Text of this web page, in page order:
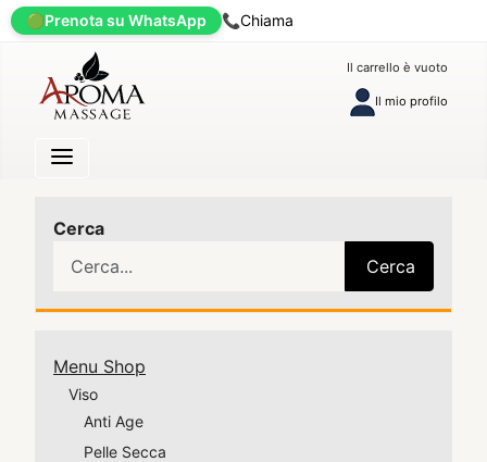
🟢Prenota su WhatsApp 📞Chiama
Il carrello è vuoto
Il mio profilo
Cerca
Cerca
Menu Shop
Viso
Anti Age
Pelle Secca